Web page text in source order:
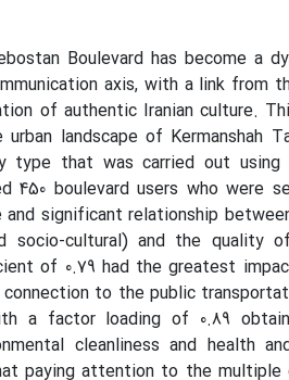
Boulevard has become
axis, with a link from
of authentic Iranian culture.
landscape of Kermanshah
type that was carried out using
450 boulevard users who were
significant relationship
socio-cultural) and the
of 0.79 had the greatest
to the public
a factor loading of 0.89
cleanliness and health
paying attention to the